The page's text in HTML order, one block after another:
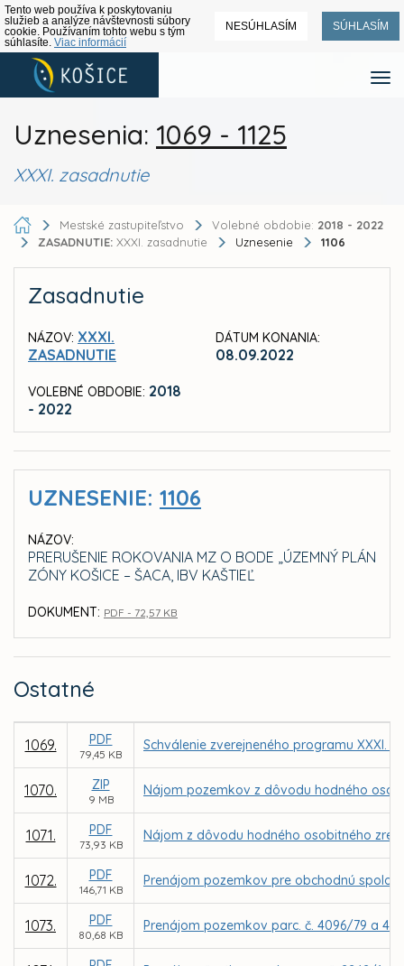
Tento web používa k poskytovaniu
služieb a analýze návštevnosti súbory
cookie. Používaním tohto webu s tým
súhlasíte. Viac informácií
NESÚHLASÍM SÚHLASÍM
Uznesenia: 1069 - 1125
XXXI. zasadnutie
Mestské zastupiteľstvo Volebné obdobie: 2018 - 2022
ZASADNUTIE: XXXI. zasadnutie Uznesenie 1106
Zasadnutie
NÁZOV: XXXI.
ZASADNUTIE
VOLEBNÉ OBDOBIE: 2018
- 2022
DÁTUM KONANIA:
08.09.2022
UZNESENIE: 1106
NÁZOV:
PRERUŠENIE ROKOVANIA MZ O BODE „ÚZEMNÝ PLÁN
ZÓNY KOŠICE – ŠACA, IBV KAŠTIEĽ
DOKUMENT: PDF - 72,57 KB
Ostatné
1069. PDF
79,45 KB
Schválenie zverejneného programu XXXI.
1070. ZIP
9 MB
Nájom pozemkov z dôvodu hodného
1071. PDF
73,93 KB
Nájom z dôvodu hodného osobitného
1072. PDF
146,71 KB
Prenájom pozemkov pre obchodnú
1073. PDF
80,68 KB
Prenájom pozemkov parc. č. 4096/79 a